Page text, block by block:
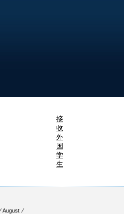
接
收
外
国
学
生
August ⁄